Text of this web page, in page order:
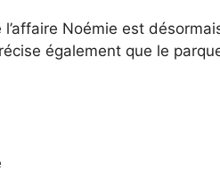
Noémie est
également que le